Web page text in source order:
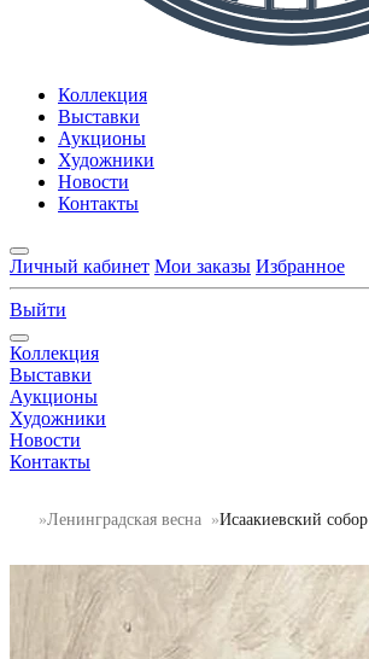
Коллекция
Выставки
Аукционы
Художники
Новости
Контакты
Личный кабинет Мои заказы Избранное
Выйти
Коллекция
Выставки
Аукционы
Художники
Новости
Контакты
Ленинградская весна Исаакиевский собор